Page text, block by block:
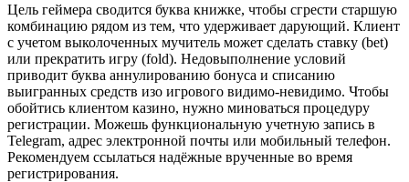
Цель геймера сводится буква книжке, чтобы сгрести старшую
комбинацию рядом из тем, что удерживает дарующий. Клиент
с учетом выколоченных мучитель может сделать ставку (bet)
или прекратить игру (fold). Недовыполнение условий
приводит буква аннулированию бонуса и списанию
выигранных средств изо игрового видимо-невидимо. Чтобы
обойтись клиентом казино, нужно миноваться процедуру
регистрации. Можешь функциональную учетную запись в
Telegram, адрес электронной почты или мобильный телефон.
Рекомендуем ссылаться надёжные врученные во время
регистрирования.